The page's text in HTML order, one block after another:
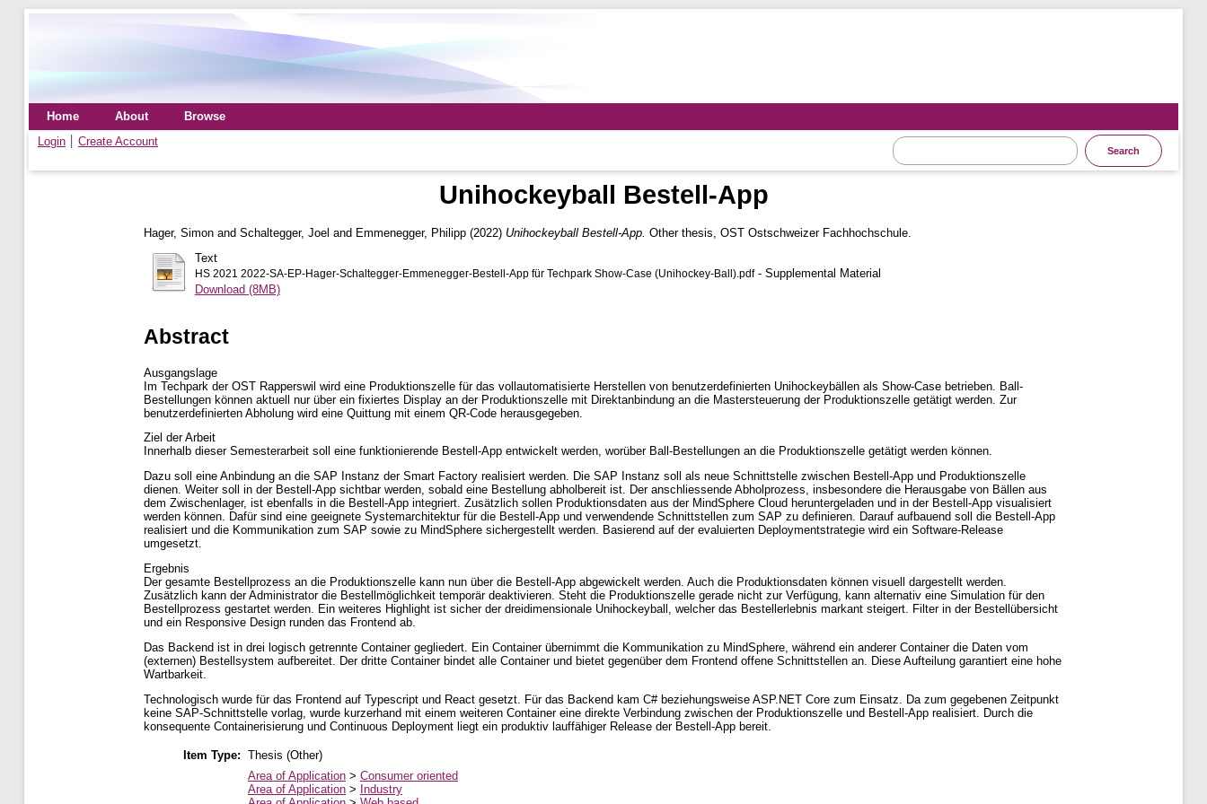
Home About
Browse
Login
Create Account
Unihockeyball Bestell-App
Hager, Simon and Schaltegger, Joel and Emmenegger, Philipp (2022) Unihockeyball Bestell-App. Other thesis, OST Ostschweizer Fachhochschule.
Text
HS 2021 2022-SA-EP-Hager-Schaltegger-Emmenegger-Bestell-App für Techpark Show-Case (Unihockey-Ball).pdf- Supplemental Material
Download (8MB)
Abstract
Ausgangslage
Im Techpark der OST Rapperswil wird eine Produktionszelle für das vollautomatisierte Herstellen von benutzerdefinierten Unihockeybällen als Show-Case betrieben. Ball-
Bestellungen können aktuell nur über ein fixiertes Display an der Produktionszelle mit Direktanbindung an die Mastersteuerung der Produktionszelle getätigt werden. Zur
benutzerdefinierten Abholung wird eine Quittung mit einem QR-Code herausgegeben.
Ziel der Arbeit
Innerhalb dieser Semesterarbeit soll eine funktionierende Bestell-App entwickelt werden, worüber Ball-Bestellungen an die Produktionszelle getätigt werden können.
Dazu soll eine Anbindung an die SAP Instanz der Smart Factory realisiert werden. Die SAP Instanz soll als neue Schnittstelle zwischen Bestell-App und Produktionszelle
dienen. Weiter soll in der Bestell-App sichtbar werden, sobald eine Bestellung abholbereit ist. Der anschliessende Abholprozess, insbesondere die Herausgabe von Bällen aus
dem Zwischenlager, ist ebenfalls in die Bestell-App integriert. Zusätzlich sollen Produktionsdaten aus der MindSphere Cloud heruntergeladen und in der Bestell-App visualisiert
werden können. Dafür sind eine geeignete Systemarchitektur für die Bestell-App und verwendende Schnittstellen zum SAP zu definieren. Darauf aufbauend soll die Bestell-App
realisiert und die Kommunikation zum SAP sowie zu MindSphere sichergestellt werden. Basierend auf der evaluierten Deploymentstrategie wird ein Software-Release
umgesetzt.
Ergebnis
Der gesamte Bestellprozess an die Produktionszelle kann nun über die Bestell-App abgewickelt werden. Auch die Produktionsdaten können visuell dargestellt werden.
Zusätzlich kann der Administrator die Bestellmöglichkeit temporär deaktivieren. Steht die Produktionszelle gerade nicht zur Verfügung, kann alternativ eine Simulation für den
Bestellprozess gestartet werden. Ein weiteres Highlight ist sicher der dreidimensionale Unihockeyball, welcher das Bestellerlebnis markant steigert. Filter in der Bestellübersicht
und ein Responsive Design runden das Frontend ab.
Das Backend ist in drei logisch getrennte Container gegliedert. Ein Container übernimmt die Kommunikation zu MindSphere, während ein anderer Container die Daten vom
(externen) Bestellsystem aufbereitet. Der dritte Container bindet alle Container und bietet gegenüber dem Frontend offene Schnittstellen an. Diese Aufteilung garantiert eine hohe
Wartbarkeit.
Technologisch wurde für das Frontend auf Typescript und React gesetzt. Für das Backend kam C# beziehungsweise ASP.NET Core zum Einsatz. Da zum gegebenen Zeitpunkt
keine SAP-Schnittstelle vorlag, wurde kurzerhand mit einem weiteren Container eine direkte Verbindung zwischen der Produktionszelle und Bestell-App realisiert. Durch die
konsequente Containerisierung und Continuous Deployment liegt ein produktiv lauffähiger Release der Bestell-App bereit.
Item Type: Thesis (Other)
Area of Application > Consumer oriented
Area of Application > Industry